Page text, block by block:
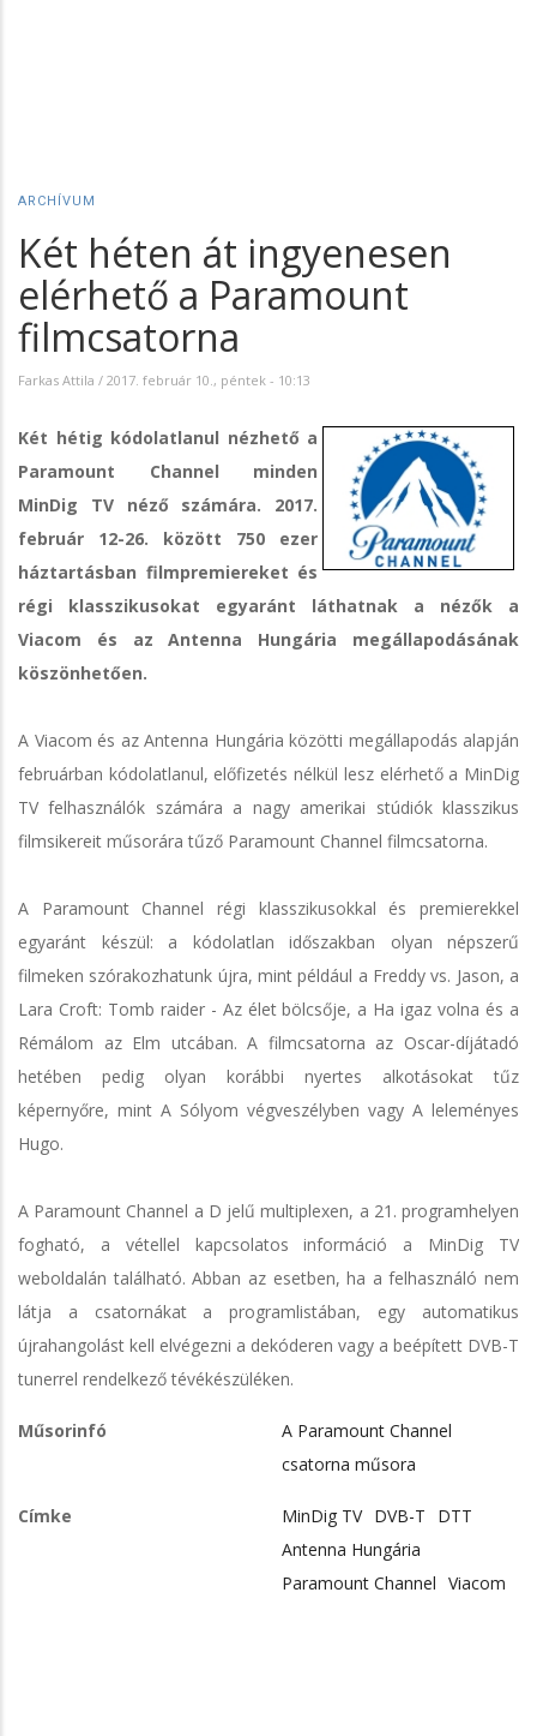
ARCHÍVUM
Két héten át ingyenesen
elérhető a Paramount
filmcsatorna
Farkas Attila / 2017. február 10., péntek - 10:13
Két hétig kódolatlanul nézhető a
Paramount Channel minden
MinDig TV néző számára. 2017.
február 12-26. között 750 ezer
háztartásban filmpremiereket és
régi klasszikusokat egyaránt láthatnak a nézők a
Viacom és az Antenna Hungária megállapodásának
köszönhetően.
A Viacom és az Antenna Hungária közötti megállapodás alapján
februárban kódolatlanul, előfizetés nélkül lesz elérhető a MinDig
TV felhasználók számára a nagy amerikai stúdiók klasszikus
filmsikereit műsorára tűző Paramount Channel filmcsatorna.
A Paramount Channel régi klasszikusokkal és premierekkel
egyaránt készül: a kódolatlan időszakban olyan népszerű
filmeken szórakozhatunk újra, mint például a Freddy vs. Jason, a
Lara Croft: Tomb raider - Az élet bölcsője, a Ha igaz volna és a
Rémálom az Elm utcában. A filmcsatorna az Oscar-díjátadó
hetében pedig olyan korábbi nyertes alkotásokat tűz
képernyőre, mint A Sólyom végveszélyben vagy A leleményes
Hugo.
A Paramount Channel a D jelű multiplexen, a 21. programhelyen
fogható, a vétellel kapcsolatos információ a MinDig TV
weboldalán található. Abban az esetben, ha a felhasználó nem
látja a csatornákat a programlistában, egy automatikus
újrahangolást kell elvégezni a dekóderen vagy a beépített DVB-T
tunerrel rendelkező tévékészüléken.
Műsorinfó
A Paramount Channel
csatorna műsora
Címke MinDig TV DVB-T
DTT
Antenna Hungária
Paramount Channel Viacom